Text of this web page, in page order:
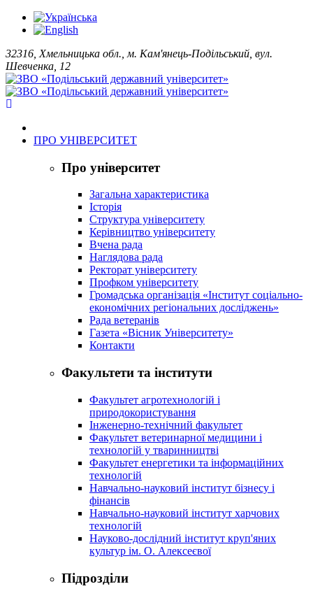
32316, Хмельницька обл., м. Кам'янець-Подільський, вул.
Шевченка, 12
ПРО УНІВЕРСИТЕТ
Про університет
Загальна характеристика
Історія
Структура університету
Керівництво університету
Вчена рада
Наглядова рада
Ректорат університету
Профком університету
Громадська організація «Інститут соціально-
економічних регіональних досліджень»
Рада ветеранів
Газета «Вісник Університету»
Контакти
Факультети та інститути
Факультет агротехнологій і
природокористування
Інженерно-технічний факультет
Факультет ветеринарної медицини і
технологій у тваринництві
Факультет енергетики та інформаційних
технологій
Навчально-науковий інститут бізнесу і
фінансів
Навчально-науковий інститут харчових
технологій
Науково-дослідний інститут круп'яних
культур ім. О. Алексеєвої
Підрозділи